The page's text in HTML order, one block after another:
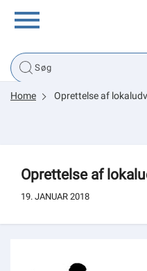
Borger
Tsunami
Home Oprettelse af
Oprettelse af
19. JANUAR 2018